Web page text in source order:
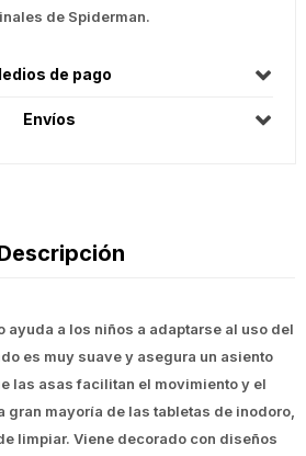
de Spiderman.
de pago
Envíos
ayuda a los niños a adaptarse al uso del
es muy suave y asegura un asiento
las asas facilitan el movimiento y el
gran mayoría de las tabletas de inodoro,
limpiar. Viene decorado con diseños